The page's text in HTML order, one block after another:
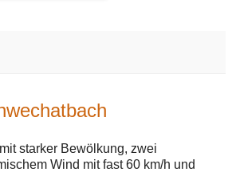
starker Bewölkung, zwei
Wind mit fast 60 km/h und